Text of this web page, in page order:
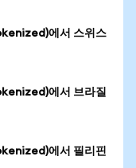
에서 스위스
에서 브라질
에서 필리핀